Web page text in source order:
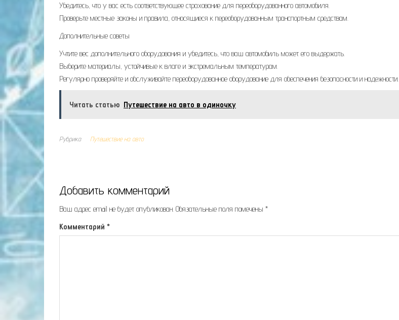
Убедитесь, что у вас есть соответствующее страхование для переоборудованного автомобиля.
Проверьте местные законы и правила, относящиеся к переоборудованным транспортным средствам.
Дополнительные советы
Учтите вес дополнительного оборудования и убедитесь, что ваш автомобиль может его выдержать.
Выберите материалы, устойчивые к влаге и экстремальным температурам.
Регулярно проверяйте и обслуживайте переоборудованное оборудование для обеспечения безопасности и надежности.
Читать статью Путешествие на авто в одиночку
Рубрика Путешествие на авто
Добавить комментарий
Ваш адрес email не будет опубликован. Обязательные поля помечены *
Комментарий *